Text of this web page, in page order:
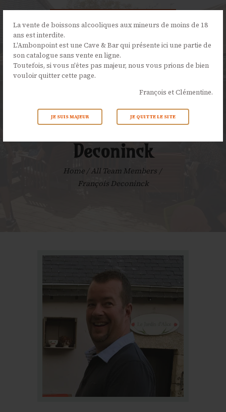
La vente de boissons alcooliques aux mineurs de moins de 18
ans est interdite.
L'Ambonpoint est une Cave & Bar qui présente ici une partie de
son catalogue sans vente en ligne.
Toutefois, si vous n'êtes pas majeur, nous vous prions de bien
vouloir quitter cette page.
François et Clémentine.
JE SUIS MAJEUR JE QUITTE LE SITE
François
Deconinck
Home
All Team Members
François Deconinck
L’AMBONPOINT
LA CAVE
NOS ÉVÉNEMENTS
ACTUALITÉS
CONTACTS